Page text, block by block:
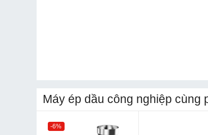
Máy ép dầu công nghiệp cùng
-6%